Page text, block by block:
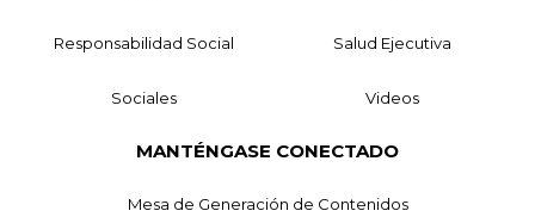
Responsabilidad Social Salud Ejecutiva
Sociales Videos
MANTÉNGASE CONECTADO
Mesa de Generación de Contenidos